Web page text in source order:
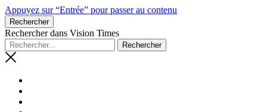
Appuyez sur “Entrée” pour passer au contenu
Rechercher
Rechercher dans Vision Times